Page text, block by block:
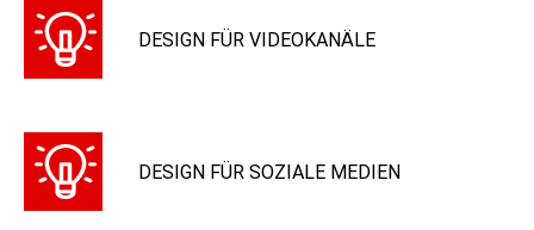
DESIGN FÜR VIDEOKANÄLE
DESIGN FÜR SOZIALE MEDIEN